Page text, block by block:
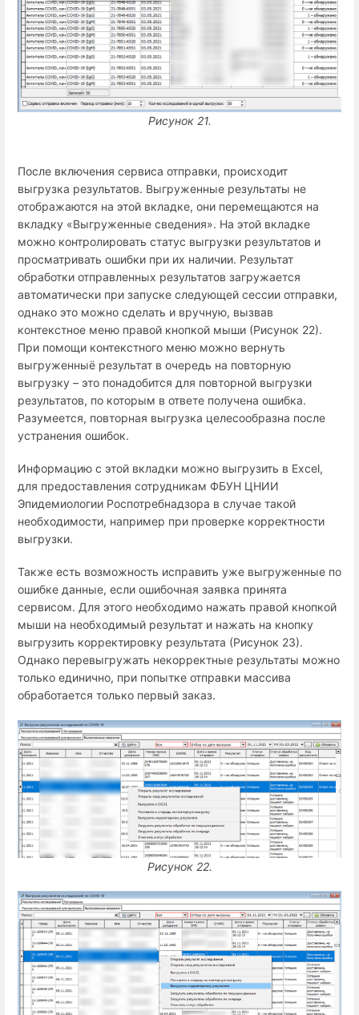
Рисунок 21.
После включения сервиса отправки, происходит
выгрузка результатов. Выгруженные результаты не
отображаются на этой вкладке, они перемещаются на
вкладку «Выгруженные сведения». На этой вкладке
можно контролировать статус выгрузки результатов и
просматривать ошибки при их наличии. Результат
обработки отправленных результатов загружается
автоматически при запуске следующей сессии отправки,
однако это можно сделать и вручную, вызвав
контекстное меню правой кнопкой мыши (Рисунок 22).
При помощи контекстного меню можно вернуть
выгруженныё результат в очередь на повторную
выгрузку – это понадобится для повторной выгрузки
результатов, по которым в ответе получена ошибка.
Разумеется, повторная выгрузка целесообразна после
устранения ошибок.
Информацию с этой вкладки можно выгрузить в Excel,
для предоставления сотрудникам ФБУН ЦНИИ
Эпидемиологии Роспотребнадзора в случае такой
необходимости, например при проверке корректности
выгрузки.
Также есть возможность исправить уже выгруженные по
ошибке данные, если ошибочная заявка принята
сервисом. Для этого необходимо нажать правой кнопкой
мыши на необходимый результат и нажать на кнопку
выгрузить корректировку результата (Рисунок 23).
Однако перевыгружать некорректные результаты можно
только единично, при попытке отправки массива
обработается только первый заказ.
Рисунок 22.